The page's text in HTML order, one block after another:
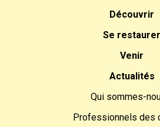
Découvrir
Se restaurer
Venir
Actualités
Qui sommes-
Professionnels des